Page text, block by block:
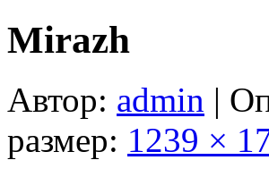
Mirazh
Автор: admin |
размер: 1239 ×